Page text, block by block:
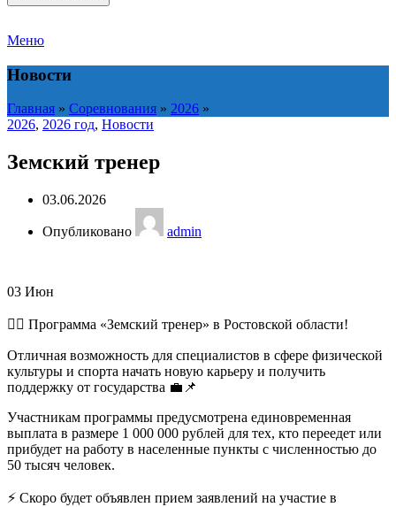
Меню
Новости
Главная » Соревнования » 2026 »
2026, 2026 год, Новости
Земский тренер
03.06.2026
Опубликовано admin
03 Июн
🏋️‍♂️ Программа «Земский тренер» в Ростовской области!
Отличная возможность для специалистов в сфере физической
культуры и спорта начать новую карьеру и получить
поддержку от государства 💼📌
Участникам программы предусмотрена единовременная
выплата в размере 1 000 000 рублей для тех, кто переедет или
прибудет на работу в населенные пункты с численностью до
50 тысяч человек.
⚡️ Скоро будет объявлен прием заявлений на участие в